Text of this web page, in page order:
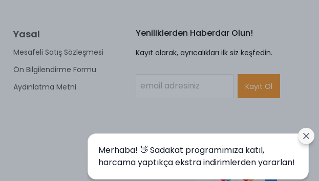
Yasal
Mesafeli Satış Sözleşmesi
Ön Bilgilendirme Formu
Aydınlatma Metni
Yeniliklerden Haberdar Olun!
Kayıt olarak, ayrıcalıkları ilk siz keşfedin.
Kayıt Ol
Merhaba! 👋 Sadakat programımıza katıl,
harcama yaptıkça ekstra indirimlerden yararlan!